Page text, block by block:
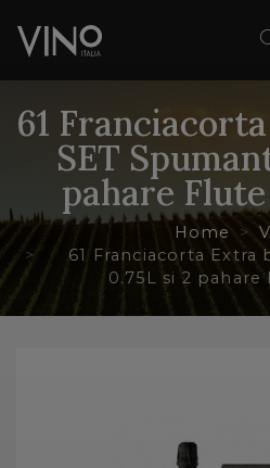
61
SET
pahare
Home
61 Franciacorta Extra
0.75L si 2 pahare